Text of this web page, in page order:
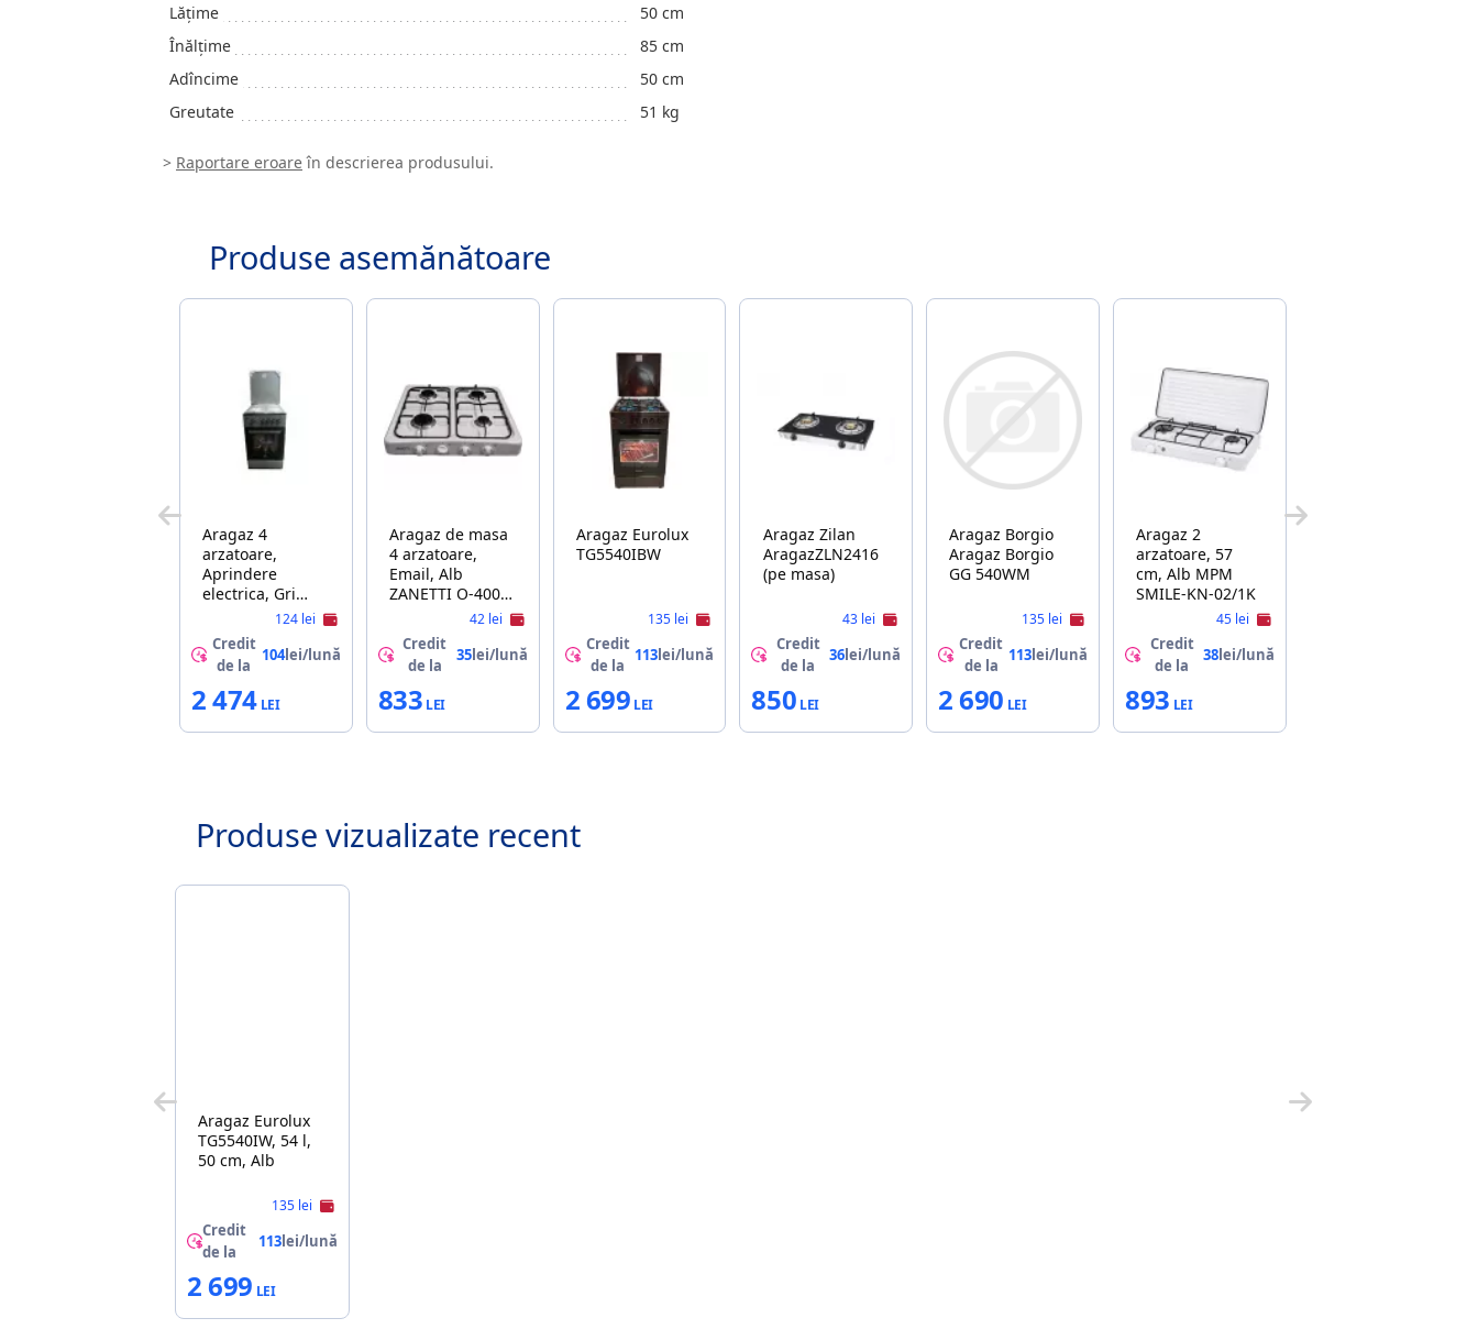
Lățime
50 cm
Înălțime
85 cm
Adîncime
50 cm
Greutate
51 kg
> Raportare eroareîn descrierea produsului.
Produse asemănătoare
Aragaz 4
arzatoare,
Aprindere
electrica, Gri
G5060/GR
124 lei
Credit
de la
104lei/lună
2 474
Aragaz de masa
4 arzatoare,
Email, Alb
ZANETTI O-400
42 lei
Credit
de la
35lei/lună
833
Aragaz Eurolux
TG5540IBW
135 lei
Credit
de la
113lei/lună
2 699
Aragaz Zilan
AragazZLN2416
(pe masa)
43 lei
Credit
de la
36lei/lună
850
Aragaz Borgio
Aragaz Borgio
GG 540WM
135 lei
Credit
de la
113lei/lună
2 690
Aragaz 2
arzatoare, 57
cm, Alb MPM
SMILE-KN-02/1K
45 lei
Credit
de la
38lei/lună
893
Produse vizualizate recent
Aragaz Eurolux
TG5540IW, 54 l,
50 cm, Alb
135 lei
Credit
de la
113lei/lună
2 699